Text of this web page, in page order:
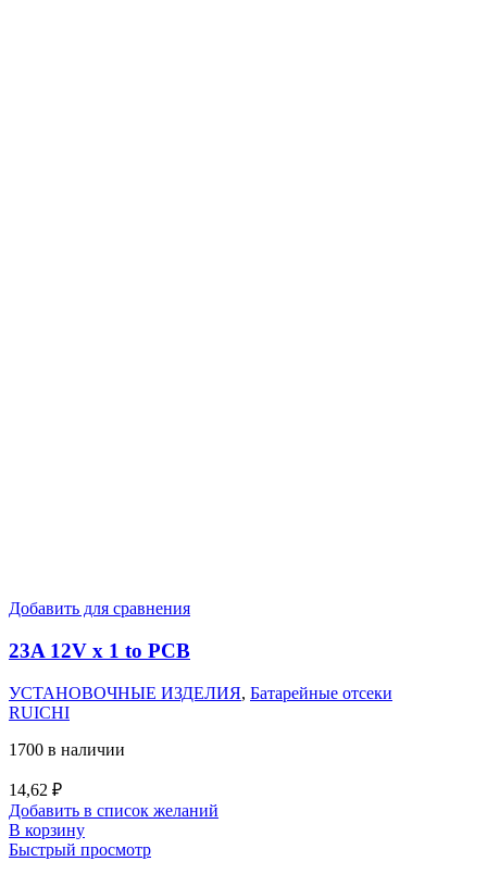
Добавить для сравнения
23A 12V x 1 to PCB
УСТАНОВОЧНЫЕ ИЗДЕЛИЯ, Батарейные отсеки
RUICHI
1700 в наличии
14,62 ₽
Добавить в список желаний
В корзину
Быстрый просмотр